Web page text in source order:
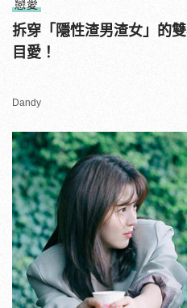
戀愛
拆穿「隱性渣男渣女」的
目愛！
Dandy